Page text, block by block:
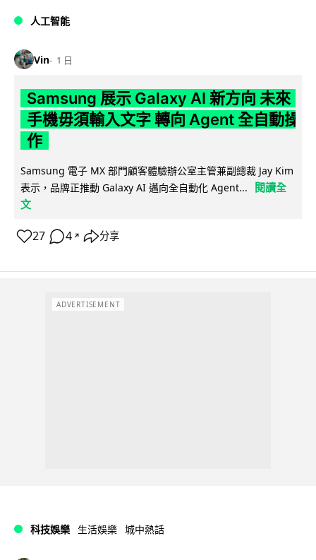
人工智能
Vin 1 日
Samsung 展示 Galaxy AI 新方向 未來
手機毋須輸入文字 轉向 Agent 全自動操
作
Samsung 電子 MX 部門顧客體驗辦公室主管兼副總裁 Jay Kim
表示，品牌正推動 Galaxy AI 邁向全自動化 Agent...
閱讀全
文
27 4 ↗ 分享
ADVERTISEMENT
科技娛樂 生活娛樂 城中熱話